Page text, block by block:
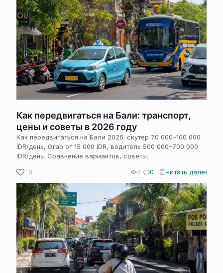
Как передвигаться на Бали: транспорт,
цены и советы в 2026 году
Как передвигаться на Бали 2026: скутер 70 000–100 000
IDR/день, Grab от 15 000 IDR, водитель 500 000–700 000
IDR/день. Сравнение вариантов, советы.
0
7 0 Читать далее